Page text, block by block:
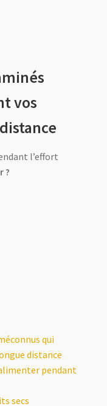
vos
l’effort
?
qui
distance
pendant
secs